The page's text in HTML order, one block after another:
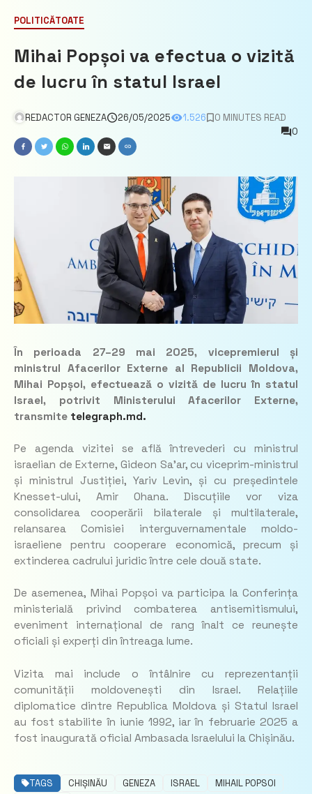
POLITICĂTOATE
Mihai Popșoi va efectua o vizită
de lucru în statul Israel
REDACTOR GENEZA 26/05/2025 1.526
0 MINUTES READ
0
În perioada 27–29 mai 2025, vicepremierul și
ministrul Afacerilor Externe al Republicii Moldova,
Mihai Popșoi, efectuează o vizită de lucru în statul
Israel, potrivit Ministerului Afacerilor Externe,
transmite telegraph.md.
Pe agenda vizitei se află întrevederi cu ministrul
israelian de Externe, Gideon Sa’ar, cu viceprim-ministrul
și ministrul Justiției, Yariv Levin, și cu președintele
Knesset-ului, Amir Ohana. Discuțiile vor viza
consolidarea cooperării bilaterale și multilaterale,
relansarea Comisiei interguvernamentale moldo-
israeliene pentru cooperare economică, precum și
extinderea cadrului juridic între cele două state.
De asemenea, Mihai Popșoi va participa la Conferința
ministerială privind combaterea antisemitismului,
eveniment internațional de rang înalt ce reunește
oficiali și experți din întreaga lume.
Vizita mai include o întâlnire cu reprezentanții
comunității moldovenești din Israel. Relațiile
diplomatice dintre Republica Moldova și Statul Israel
au fost stabilite în iunie 1992, iar în februarie 2025 a
fost inaugurată oficial Ambasada Israelului la Chișinău.
TAGS CHIȘINĂU GENEZA ISRAEL MIHAIL POPSOI